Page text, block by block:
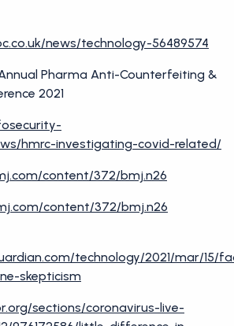
news/technology-56489574
Pharma Anti-Counterfeiting &
2021
hmrc-investigating-covid-related/
content/372/bmj.n26
content/372/bmj.n26
technology/2021/mar/15/
skepticism
sections/coronavirus-live-